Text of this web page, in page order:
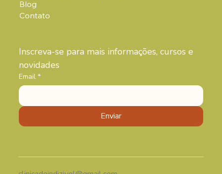
Blog
Contato
Inscreva-se para mais informações, cursos e
Email *
Enviar